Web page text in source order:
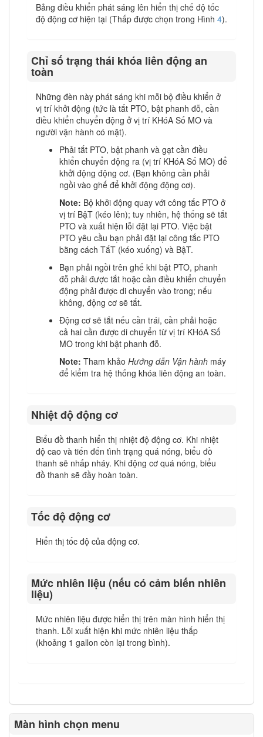
Bảng điều khiển phát sáng lên hiển thị chế độ tốc
độ động cơ hiện tại (Thấp được chọn trong Hình 4).
Chỉ số trạng thái khóa liên động an
toàn
Những đèn này phát sáng khi mỗi bộ điều khiển ở
vị trí khởi động (tức là tắt PTO, bật phanh đỗ, cần
điều khiển chuyển động ở vị trí KHóA Số MO và
người vận hành có mặt).
Phải tắt PTO, bật phanh và gạt cần điều
khiển chuyển động ra (vị trí KHóA Số MO) để
khởi động động cơ. (Bạn không cần phải
ngồi vào ghế để khởi động động cơ).
Note: Bộ khởi động quay với công tắc PTO ở
vị trí BậT (kéo lên); tuy nhiên, hệ thống sẽ tắt
PTO và xuất hiện lỗi đặt lại PTO. Việc bật
PTO yêu cầu bạn phải đặt lại công tắc PTO
bằng cách TắT (kéo xuống) và BậT.
Bạn phải ngồi trên ghế khi bật PTO, phanh
đỗ phải được tắt hoặc cần điều khiển chuyển
động phải được di chuyển vào trong; nếu
không, động cơ sẽ tắt.
Động cơ sẽ tắt nếu cần trái, cần phải hoặc
cả hai cần được di chuyển từ vị trí KHóA Số
MO trong khi bật phanh đỗ.
Note: Tham khảo Hướng dẫn Vận hành máy
để kiểm tra hệ thống khóa liên động an toàn.
Nhiệt độ động cơ
Biểu đồ thanh hiển thị nhiệt độ động cơ. Khi nhiệt
độ cao và tiến đến tình trạng quá nóng, biểu đồ
thanh sẽ nhấp nháy. Khi động cơ quá nóng, biểu
đồ thanh sẽ đầy hoàn toàn.
Tốc độ động cơ
Hiển thị tốc độ của động cơ.
Mức nhiên liệu (nếu có cảm biến nhiên
liệu)
Mức nhiên liệu được hiển thị trên màn hình hiển thị
thanh. Lỗi xuất hiện khi mức nhiên liệu thấp
(khoảng 1 gallon còn lại trong bình).
Màn hình chọn menu